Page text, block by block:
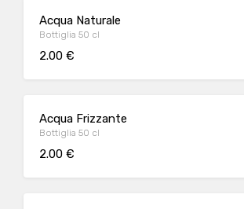
Acqua Naturale
Bottiglia 50 cl
2.00 €
Acqua Frizzante
Bottiglia 50 cl
2.00 €